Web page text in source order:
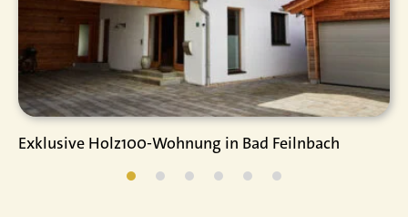
Exklusive Holz100-Wohnung in Bad Feilnbach